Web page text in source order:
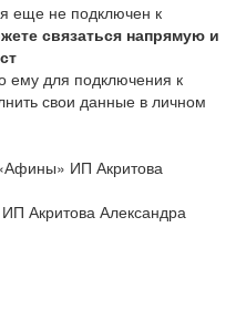
еще не подключен к
связаться напрямую и
ему для подключения к
свои данные в личном
ИП Акритова
Акритова Александра